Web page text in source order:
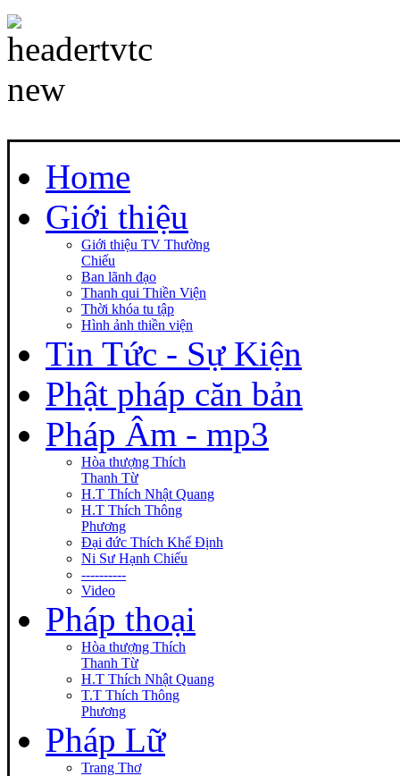
Home
Giới thiệu
Giới thiệu TV Thường
Chiếu
Ban lãnh đạo
Thanh qui Thiền Viện
Thời khóa tu tập
Hình ảnh thiền viện
Tin Tức - Sự Kiện
Phật pháp căn bản
Pháp Âm - mp3
Hòa thượng Thích
Thanh Từ
H.T Thích Nhật Quang
H.T Thích Thông
Phương
Đại đức Thích Khế Định
Ni Sư Hạnh Chiếu
----------
Video
Pháp thoại
Hòa thượng Thích
Thanh Từ
H.T Thích Nhật Quang
T.T Thích Thông
Phương
Pháp Lữ
Trang Thơ